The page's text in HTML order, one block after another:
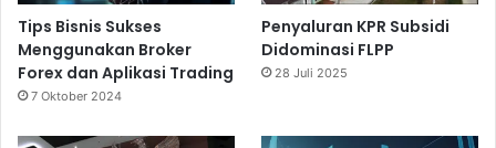
Tips Bisnis Sukses
Menggunakan Broker
Forex dan Aplikasi Trading
7 Oktober 2024
Penyaluran KPR Subsidi
Didominasi FLPP
28 Juli 2025